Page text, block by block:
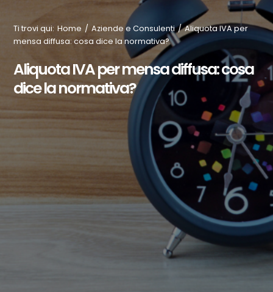
Ti trovi qui: Home / Aziende e Consulenti / Aliquota IVA per
mensa diffusa: cosa dice la normativa?
Aliquota IVA per mensa diffusa: cosa
dice la normativa?